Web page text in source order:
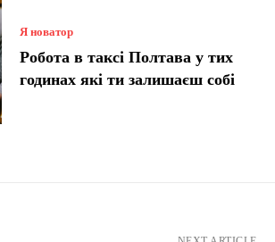
Я новатор
Робота в таксі Полтава у тих
годинах які ти залишаєш собі